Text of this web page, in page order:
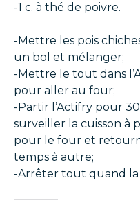
-1 c. à thé de poivre.
-Mettre les pois
un bol et mélanger;
-Mettre le tout dans
pour aller au four;
-Partir l’Actifry pour
surveiller la cuisson à
pour le four et
temps à autre;
-Arrêter tout quand la